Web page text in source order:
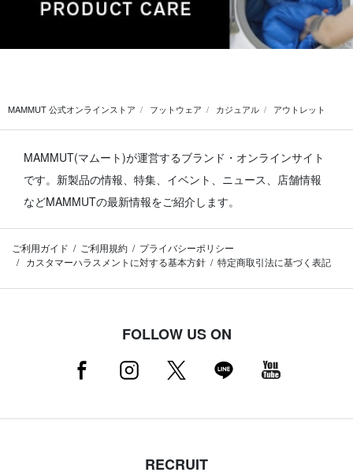
MAMMUT 公式オンラインストア フットウェア カジュアル アウトレット
MAMMUT(マムート)が運営するブランド・オンラインサイト
です。 新製品の情報、特集、イベント、ニュース、店舗情報
などMAMMUTの最新情報をご紹介します。
ご利用ガイド ご利用規約
プライバシーポリシー
カスタマーハラスメントに対する基本方針
特定商取引法に基づく表記
FOLLOW US ON
RECRUIT